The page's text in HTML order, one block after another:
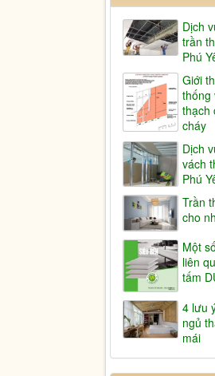
Dịch
trần
Phú
Giới
thống
thạch
cháy
Dịch
vách
Phú
Trần
cho
Một
liên
tấm
4 lưu
ngủ
mái